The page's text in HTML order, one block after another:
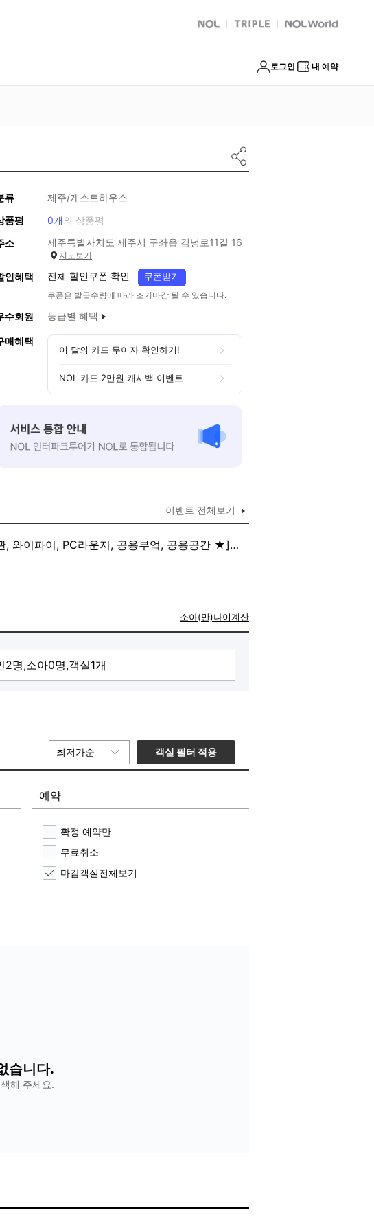
NOL 트리플 Global Interpark
로그인 내 예약
류
제주/게스트하우스
품평
0개의 상품평
소
제주특별자치도 제주시 구좌읍 김녕로11길 16
지도보기
인혜택 전체 할인쿠폰 확인 쿠폰받기
쿠폰은 발급수량에 따라 조기마감 될 수 있습니다.
수회원 등급별 혜택
매혜택
이 달의 카드 무이자 확인하기!
NOL 카드 2만원 캐시백 이벤트
이벤트 전체보기
와이파이, PC라운지, 공용부엌, 공용공간 ★]
소아(만)나이계산
최저가순 객실 필터 적용
예약
확정 예약만
무료취소
마감객실전체보기
습니다.
해 주세요.